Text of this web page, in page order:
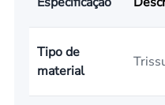
Tipo de
material